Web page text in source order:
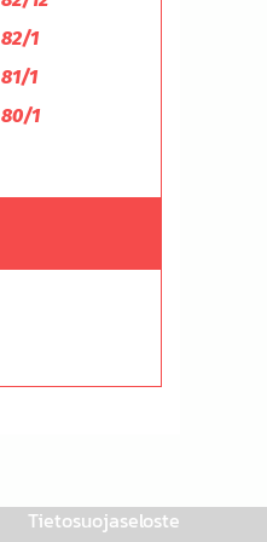
82/1
81/1
80/1
Tietosuojaseloste